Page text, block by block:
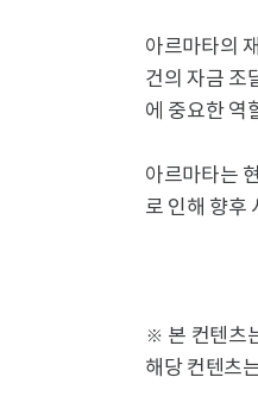
아르마타의
건의 자금 조
에 중요한 역
아르마타는
로 인해 향후
※ 본 컨텐츠
해당 컨텐츠